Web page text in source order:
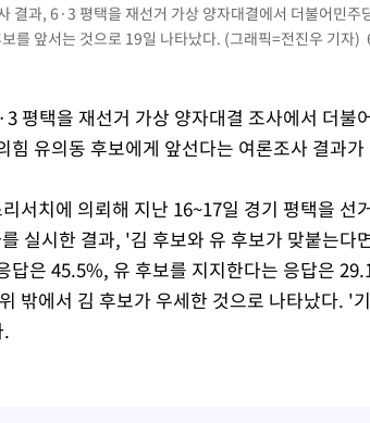
결과, 6·3 평택을 재선거 가상 양자대결에서 더불어민주
를 앞서는 것으로 19일 나타났다. (그래픽=전진우 기자)
평택을 재선거 가상 양자대결 조사에서 더불
힘 유의동 후보에게 앞선다는 여론조사 결과
서치에 의뢰해 지난 16~17일 경기 평택을 선
실시한 결과, '김 후보와 유 후보가 맞붙는다
답은 45.5%, 유 후보를 지지한다는 응답은
밖에서 김 후보가 우세한 것으로 나타났다. '